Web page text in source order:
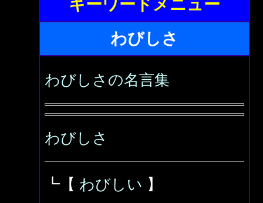
キーワードメニュー
わびしさ
わびしさの名言集
わびしさ
┗【 わびしい 】